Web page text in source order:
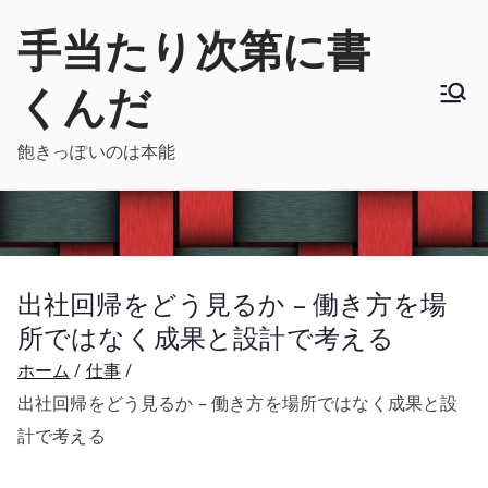
手当たり次第に書
くんだ
飽きっぽいのは本能
出社回帰をどう見るか – 働き方を場
所ではなく成果と設計で考える
ホーム
仕事
出社回帰をどう見るか – 働き方を場所ではなく成果と設
計で考える